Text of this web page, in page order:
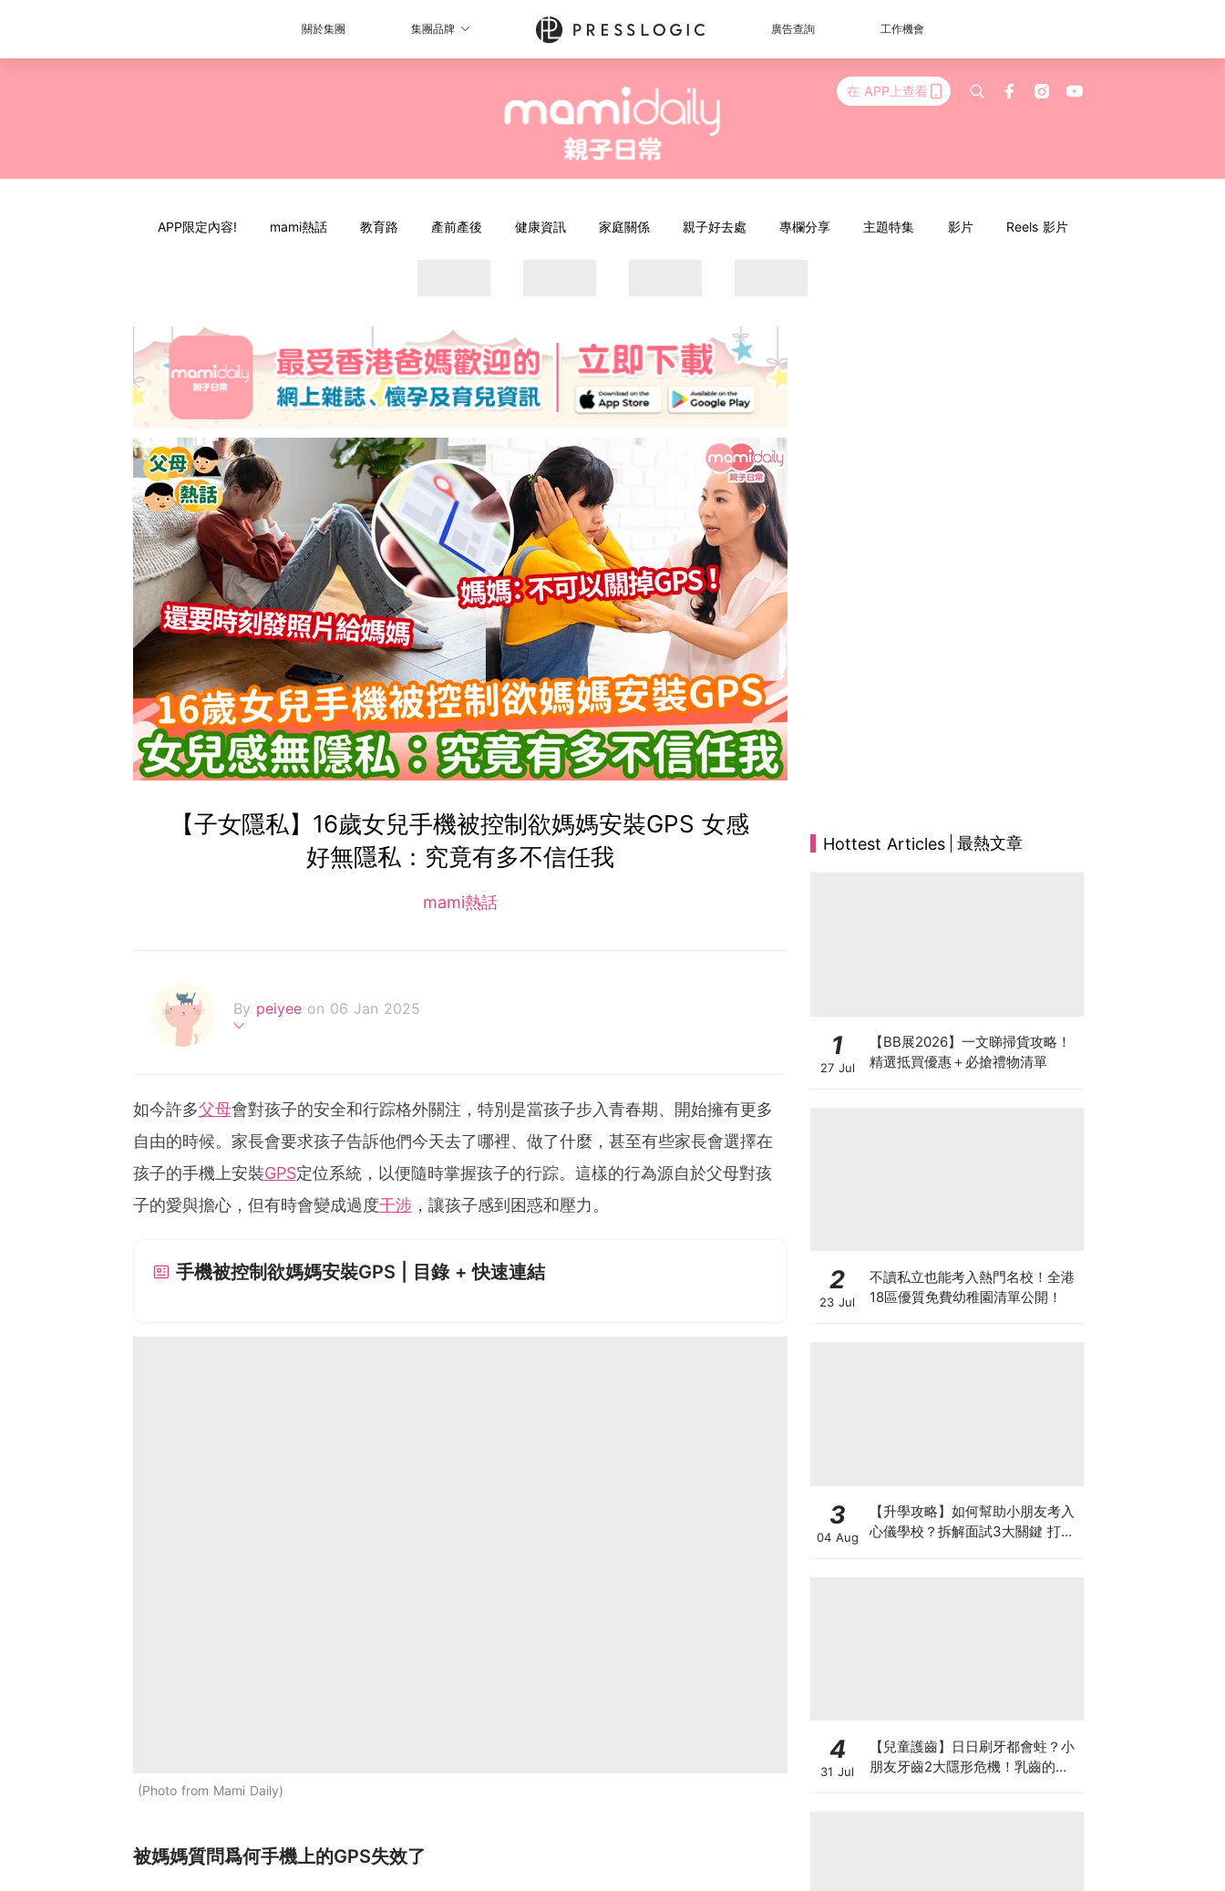
關於集團 集團品牌 廣告查詢 工作機會
在 APP上查看
APP限定內容! mami熱話 教育路 產前產後 健康資訊 家庭關係 親子好去處 專欄分享 主題特集 影片 Reels 影片
【子女隱私】16歲女兒手機被控制欲媽媽安裝GPS 女感
好無隱私：究竟有多不信任我
mami熱話
By peiyee on 06 Jan 2025
如今許多父母會對孩子的安全和行踪格外關注，特別是當孩子步入青春期、開始擁有更多
自由的時候。家長會要求孩子告訴他們今天去了哪裡、做了什麼，甚至有些家長會選擇在
孩子的手機上安裝GPS定位系統，以便隨時掌握孩子的行踪。這樣的行為源自於父母對孩
子的愛與擔心，但有時會變成過度干涉，讓孩子感到困惑和壓力。
手機被控制欲媽媽安裝GPS | 目錄 + 快速連結
Photo from Mami Daily
被媽媽質問爲何手機上的GPS失效了
Hottest Articles 最熱文章
1
27 Jul
【BB展2026】一文睇掃貨攻略！
精選抵買優惠＋必搶禮物清單
2
23 Jul
不讀私立也能考入熱門名校！全港
18區優質免費幼稚園清單公開！
3
04 Aug
【升學攻略】如何幫助小朋友考入
心儀學校？拆解面試3大關鍵 打好
4
31 Jul
【兒童護齒】日日刷牙都會蛀？小
朋友牙齒2大隱形危機！乳齒的琺